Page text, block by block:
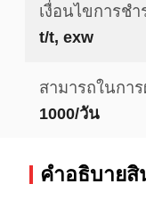
เงื่อนไขการชำ
t/t, exw
สามารถในกา
1000/วัน
คําอธิบายสิ